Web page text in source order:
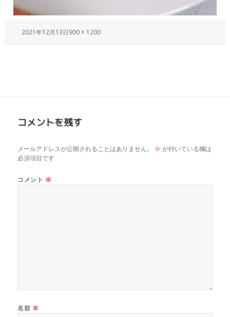
2021年12月13日900 × 1200
コメントを残す
メールアドレスが公開されることはありません。 ※ が付いている欄は
必須項目です
コメント ※
名前 ※